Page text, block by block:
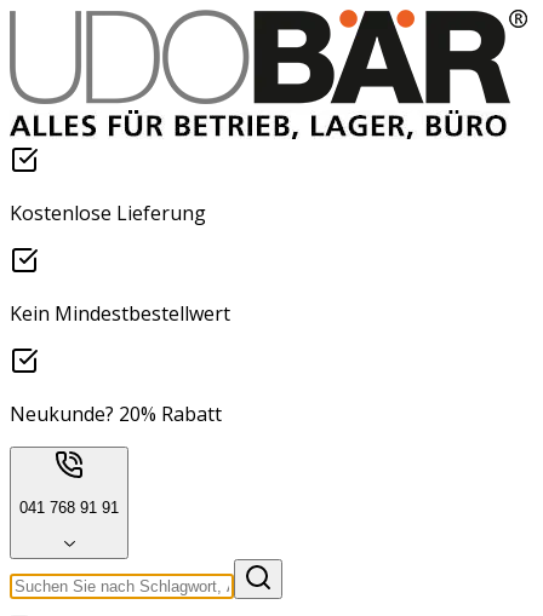
Kostenlose Lieferung
Kein Mindestbestellwert
Neukunde? 20% Rabatt
041 768 91 91